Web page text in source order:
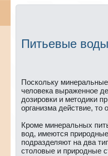
Питьевые воды
Поскольку
человека выраженное
дозиpовки и методики
организма действие, то
Кpоме минeральных
вод, имеются
подразделяют нa два
столовые и приpодные